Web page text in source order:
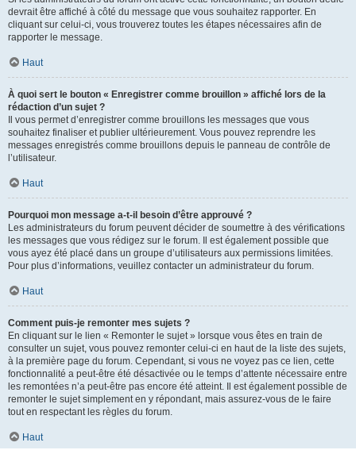
devrait être affiché à côté du message que vous souhaitez rapporter. En
cliquant sur celui-ci, vous trouverez toutes les étapes nécessaires afin de
rapporter le message.
Haut
À quoi sert le bouton « Enregistrer comme brouillon » affiché lors de la
rédaction d’un sujet ?
Il vous permet d’enregistrer comme brouillons les messages que vous
souhaitez finaliser et publier ultérieurement. Vous pouvez reprendre les
messages enregistrés comme brouillons depuis le panneau de contrôle de
l’utilisateur.
Haut
Pourquoi mon message a-t-il besoin d’être approuvé ?
Les administrateurs du forum peuvent décider de soumettre à des vérifications
les messages que vous rédigez sur le forum. Il est également possible que
vous ayez été placé dans un groupe d’utilisateurs aux permissions limitées.
Pour plus d’informations, veuillez contacter un administrateur du forum.
Haut
Comment puis-je remonter mes sujets ?
En cliquant sur le lien « Remonter le sujet » lorsque vous êtes en train de
consulter un sujet, vous pouvez remonter celui-ci en haut de la liste des sujets,
à la première page du forum. Cependant, si vous ne voyez pas ce lien, cette
fonctionnalité a peut-être été désactivée ou le temps d’attente nécessaire entre
les remontées n’a peut-être pas encore été atteint. Il est également possible de
remonter le sujet simplement en y répondant, mais assurez-vous de le faire
tout en respectant les règles du forum.
Haut